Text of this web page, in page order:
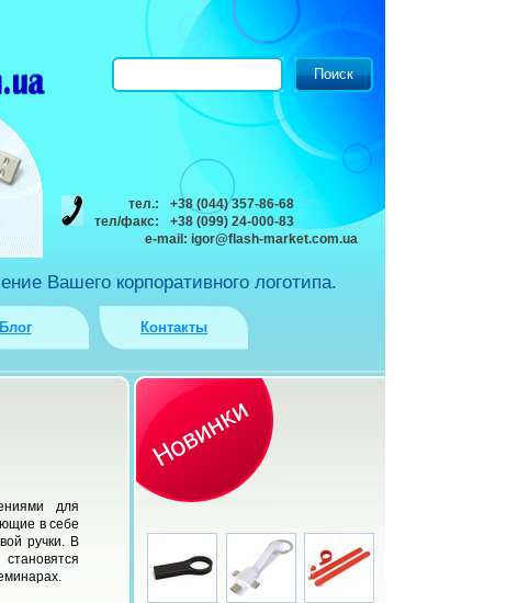
Вашего корпоративного логотипа.
Блог Контакты
для
в себе
ручки. В
тел.:
+38 (044) 357-86-68
тел/факс:
+38 (099) 24-000-83
e-mail: igor@flash-market.com.ua